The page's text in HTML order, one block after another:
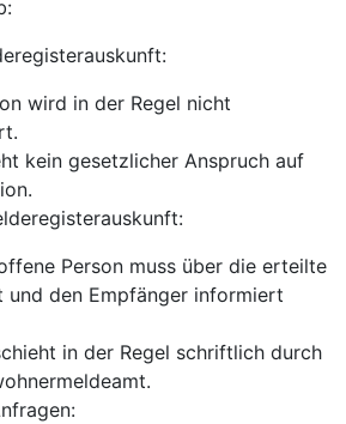
wird in der Regel nicht
kein gesetzlicher Anspruch auf
Person muss über die erteilte
und den Empfänger informiert
in der Regel schriftlich durch